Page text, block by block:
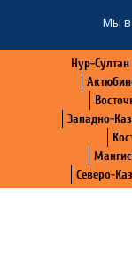
Мы в
Нур-Султан
Западно-
Северо-